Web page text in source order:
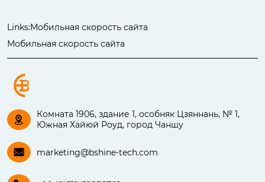
Links:Мобильная скорость сайта
Мобильная скорость сайта

Комната 1906, здание 1, особняк Цзяннань, № 1,
Южная Хайюй Роуд, город Чаншу
 marketing@bshine-tech.com